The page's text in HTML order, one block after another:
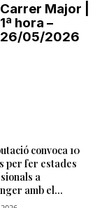
Carrer Major |
1ª hora –
26/05/2026